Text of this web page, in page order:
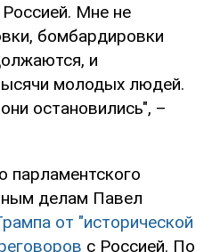
Мне не
бомбардировки
и
молодых людей.
остановились", –
парламентского
делам Павел
от "исторической
с Россией. По